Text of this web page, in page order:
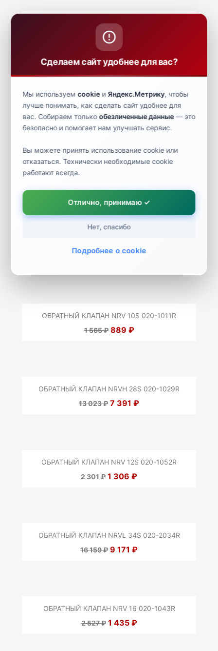
ОБРАТНЫЙ КЛАПАН NRVL 22S 020-2032R
6 267 ₽ 3 557 ₽
ОБРАТНЫЙ КЛАПАН NRVH 42S 020-1073R
21 193 ₽ 12 028 ₽
1 718 ₽
ОБРАТНЫЙ КЛАПАН NRV 10S 020-1011R
1 565 ₽ 889 ₽
ОБРАТНЫЙ КЛАПАН NRVH 28S 020-1029R
13 023 ₽ 7 391 ₽
ОБРАТНЫЙ КЛАПАН NRV 12S 020-1052R
2 301 ₽ 1 306 ₽
ОБРАТНЫЙ КЛАПАН NRVL 34S 020-2034R
16 159 ₽ 9 171 ₽
ОБРАТНЫЙ КЛАПАН NRV 16 020-1043R
2 527 ₽ 1 435 ₽
Сделаем сайт удобнее для вас?
Мы используемcookieи Яндекс.Метрику, чтобы
лучше понимать, как сделать сайт удобнее для
вас. Собираем толькообезличенные данные— это
безопасно и помогает нам улучшать сервис.
Вы можете принять использование cookie или
отказаться. Технически необходимые cookie
работают всегда.
Отлично, принимаю ✓
Нет, спасибо
Подробнее о cookie